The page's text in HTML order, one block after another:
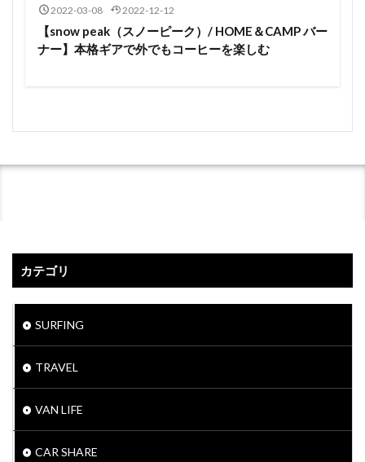
2022-03-08 2022-12-12
【snow peak（スノーピーク）/ HOME＆CAMP バー
ナー】本格ギアで外でもコーヒーを楽しむ
カテゴリ
SURFING
TRAVEL
VAN LIFE
CAR SHARE